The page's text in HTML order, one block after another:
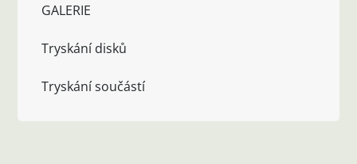
GALERIE
Tryskání disků
Tryskání součástí